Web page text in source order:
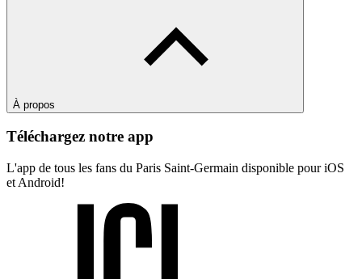
À propos
Téléchargez notre app
L'app de tous les fans du Paris Saint-Germain disponible pour iOS
et Android!